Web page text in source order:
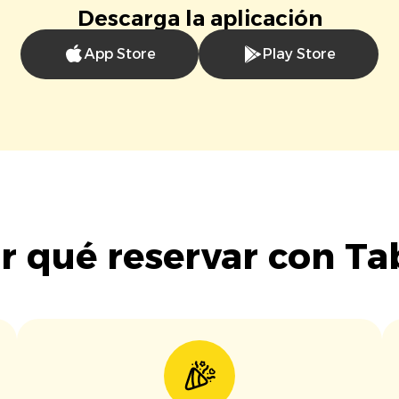
Descarga la aplicación
App Store Play Store
qué reservar con